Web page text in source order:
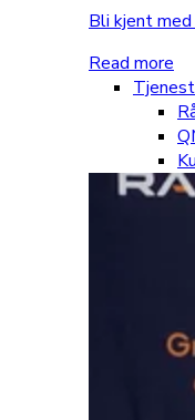
Bli kjent
Read more